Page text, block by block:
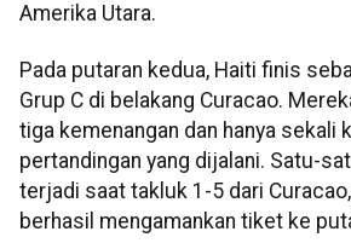
Amerika Utara.
Pada putaran kedua, Haiti finis
Grup C di belakang Curacao.
tiga kemenangan dan hanya sekali
pertandingan yang dijalani. Satu-
terjadi saat takluk 1-5 dari
berhasil mengamankan tiket ke